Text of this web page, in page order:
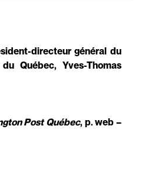
directeur général du
Québec, Yves-Thomas
Post Québec, p. web –